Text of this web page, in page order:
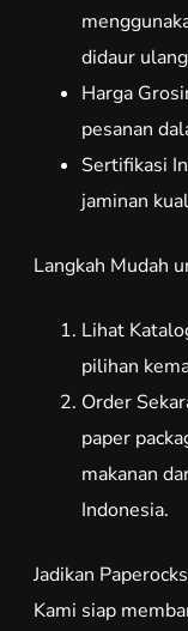
didaur
Harga
pesanan
Sertifikasi
jaminan
Langkah Mudah
Lihat
pilihan
Order
paper
makanan
Indonesia.
Jadikan
Kami siap